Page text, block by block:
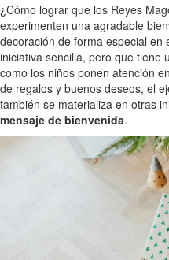
¿Cómo lograr que los Reyes
experimenten una agradable
decoración de forma especial en
iniciativa sencilla, pero que tiene
como los niños ponen atención
de regalos y buenos deseos, el
también se materializa en otras
mensaje de bienvenida.